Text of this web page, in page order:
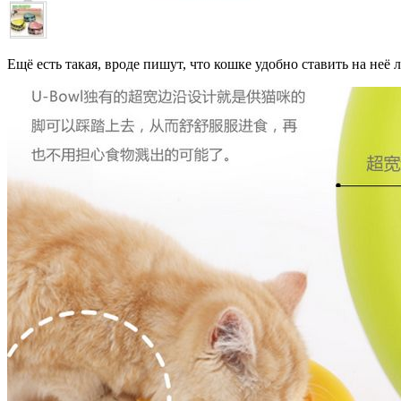
Ещё есть такая, вроде пишут, что кошке удобно ставить на неё